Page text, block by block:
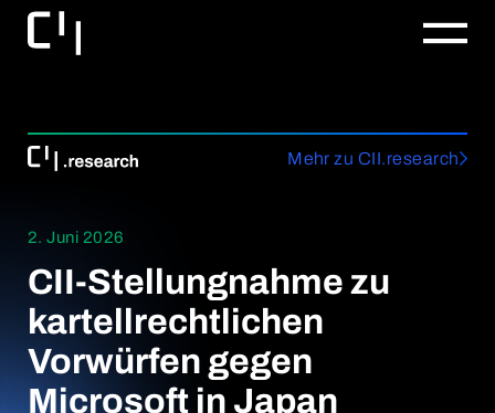
Mehr zu CII.research
2. Juni 2026
CII-Stellungnahme zu
kartellrechtlichen
Vorwürfen gegen
Microsoft in Japan